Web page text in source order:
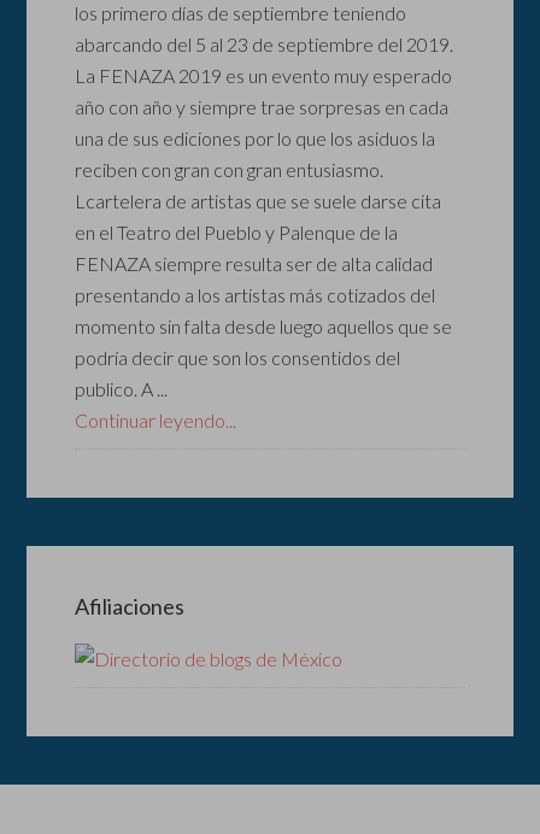
los primero días de septiembre teniendo
abarcando del 5 al 23 de septiembre del 2019.
La FENAZA 2019 es un evento muy esperado
año con año y siempre trae sorpresas en cada
una de sus ediciones por lo que los asiduos la
reciben con gran con gran entusiasmo.
Lcartelera de artistas que se suele darse cita
en el Teatro del Pueblo y Palenque de la
FENAZA siempre resulta ser de alta calidad
presentando a los artistas más cotizados del
momento sin falta desde luego aquellos que se
podría decir que son los consentidos del
publico. A ...
Continuar leyendo...
Afiliaciones